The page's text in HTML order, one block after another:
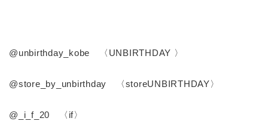
@unbirthday_kobe 〈UNBIRTHDAY 〉
@store_by_unbirthday 〈storeUNBIRTHDAY〉
@_i_f_20 〈if〉